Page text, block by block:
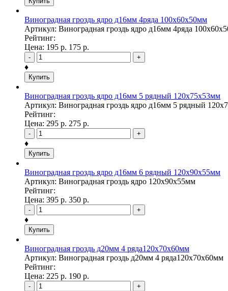
Виноградная гроздь ядро д16мм 4ряда 100х60х50мм
Артикул: Виноградная гроздь ядро д16мм 4ряда
Рейтинг:
Цена: 195 р. 175 р.
- +
♦
Купить
Виноградная гроздь ядро д16мм 5 рядный 120х75х53мм
Артикул: Виноградная гроздь ядро д16мм 5 рядный
Рейтинг:
Цена: 295 р. 275 р.
- +
♦
Купить
Виноградная гроздь ядро д16мм 6 рядный 120х90х55мм
Артикул: Виноградная гроздь ядро 120х90х55мм
Рейтинг:
Цена: 395 р. 350 р.
- +
♦
Купить
Виноградная гроздь д20мм 4 ряда120х70х60мм
Артикул: Виноградная гроздь д20мм 4 ряда120х70х60мм
Рейтинг:
Цена: 225 р. 190 р.
- +